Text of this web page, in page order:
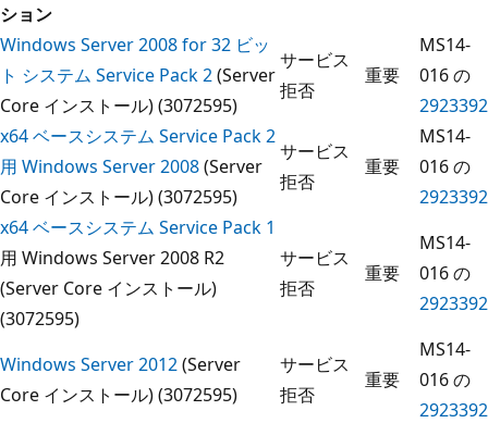
ション
Windows Server 2008 for 32 ビッ
ト システム Service Pack 2(Server
Core インストール) (3072595)
サービス
拒否
重要
MS14-
016 の
2923392
x64 ベースシステム Service Pack 2
用 Windows Server 2008(Server
Core インストール) (3072595)
サービス
拒否
重要
MS14-
016 の
2923392
x64 ベースシステム Service Pack 1
用 Windows Server 2008 R2
(Server Core インストール)
(3072595)
サービス
拒否
重要
MS14-
016 の
2923392
Windows Server 2012(Server
Core インストール) (3072595)
サービス
拒否
重要
MS14-
016 の
2923392